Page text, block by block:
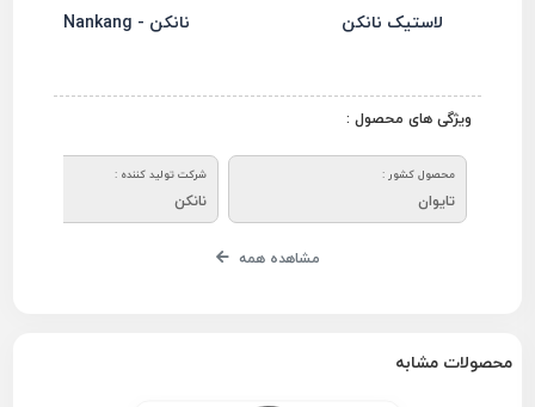
لاستیک نانکن نانکن - Nankang
ویژگی های محصول :
محصول کشور :
تایوان
شرکت تولید کننده :
نانکن
مشاهده همه
محصولات مشابه